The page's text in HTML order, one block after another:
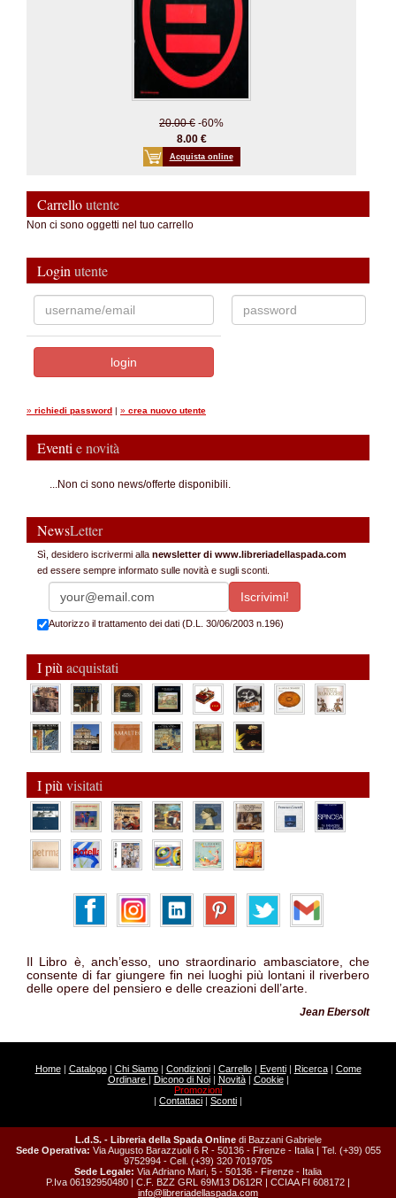
20.00 € -60%
8.00 €
Acquista online
Carrelloutente
Non ci sono oggetti nel tuo carrello
Login utente
» richiedi password | » crea nuovo utente
Eventi e novità
...Non ci sono news/offerte disponibili.
NewsLetter
Sì, desidero iscrivermi alla newsletter di www.libreriadellaspada.com
ed essere sempre informato sulle novità e sugli sconti.
Autorizzo il trattamento dei dati (D.L. 30/06/2003 n.196)
I più acquistati
I più visitati
Il Libro è, anch’esso, uno straordinario ambasciatore, che
consente di far giungere fin nei luoghi più lontani il riverbero
delle opere del pensiero e delle creazioni dell’arte.
Jean Ebersolt
Home| Catalogo| Chi Siamo| Condizioni| Carrello| Eventi| Ricerca| Come
Ordinare | Dicono di Noi| Novità| Cookie|
Promozioni
| Contattaci | Sconti |
L.d.S. - Libreria della Spada Online di Bazzani Gabriele
Sede Operativa: Via Augusto Barazzuoli 6 R - 50136 - Firenze - Italia | Tel. (+39) 055
9752994 - Cell. (+39) 320 7019705
Sede Legale: Via Adriano Mari, 5 - 50136 - Firenze - Italia
P.Iva 06192950480 | C.F. BZZ GRL 69M13 D612R | CCIAA FI 608172 |
info@libreriadellaspada.com